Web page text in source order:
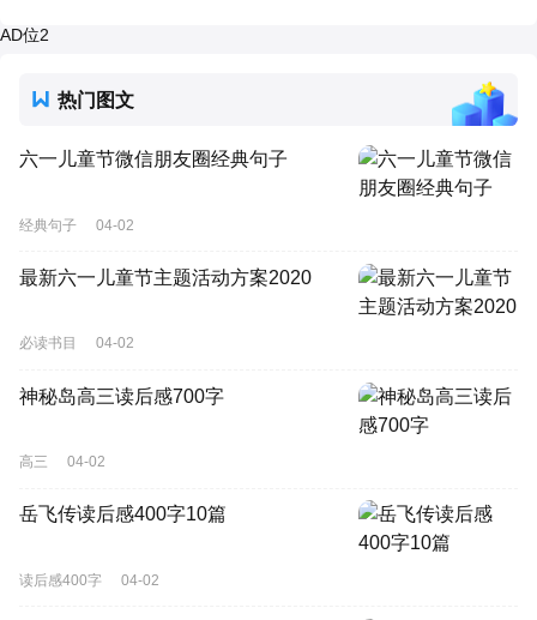
AD位2
热门图文
六一儿童节微信朋友圈经典句子
经典句子 04-02
最新六一儿童节主题活动方案2020
必读书目 04-02
神秘岛高三读后感700字
高三 04-02
岳飞传读后感400字10篇
读后感400字 04-02